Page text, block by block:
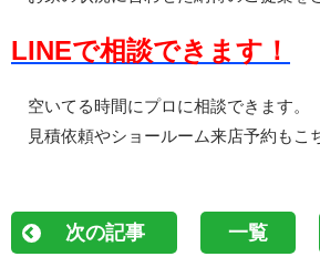
LINEで相談できます！
空いてる時間にプロに相談できます。
見積依頼やショールーム来店予約もこ
次の記事 一覧